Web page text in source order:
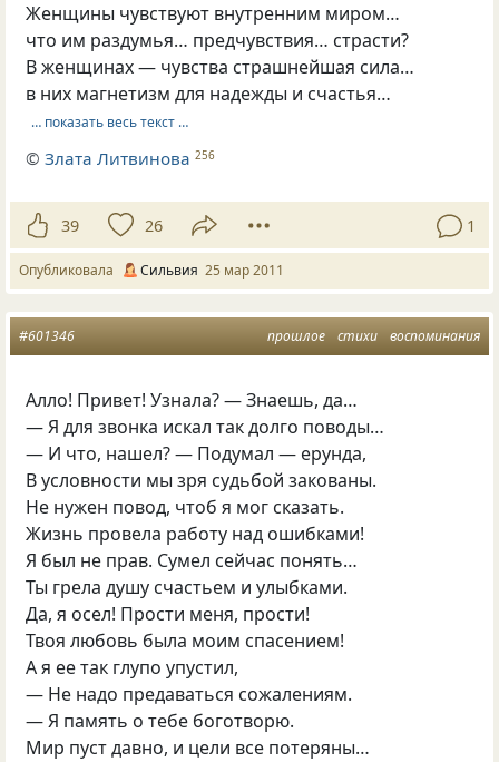
Женщины чувствуют внутренним миром…
что им раздумья… предчувствия… страсти?
В женщинах — чувства страшнейшая сила…
в них магнетизм для надежды и счастья…
… показать весь текст …
©Злата Литвинова 256
39 26 1
Опубликовала Сильвия 25 мар 2011
прошлое стихи воспоминания
#601346
Алло! Привет! Узнала? — Знаешь, да…
— Я для звонка искал так долго поводы…
— И что, нашел? — Подумал — ерунда,
В условности мы зря судьбой закованы.
Не нужен повод, чтоб я мог сказать.
Жизнь провела работу над ошибками!
Я был не прав. Сумел сейчас понять…
Ты грела душу счастьем и улыбками.
Да, я осел! Прости меня, прости!
Твоя любовь была моим спасением!
А я ее так глупо упустил,
— Не надо предаваться сожалениям.
— Я память о тебе боготворю.
Мир пуст давно, и цели все потеряны…